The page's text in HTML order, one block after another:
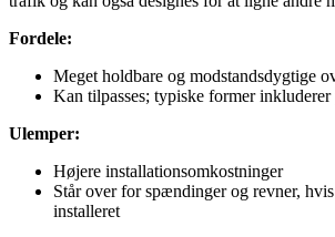
Fordele:
Meget holdbare og modstandsdygtige
Kan tilpasses; typiske former
Ulemper:
Højere installationsomkostninger
Står over for spændinger og revner,
installeret